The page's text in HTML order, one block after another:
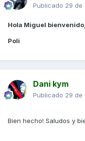
Publicado 29 de
Hola Miguel
Poli
Dani kym
Publicado 29 de
Bien hecho! Saludos y